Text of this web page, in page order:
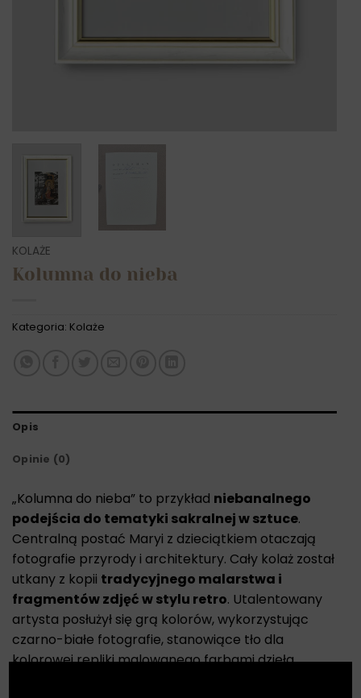
KOLAŻE
Kolumna do nieba
Kategoria: Kolaże
Opis
Opinie (0)
„Kolumna do nieba” to przykład niebanalnego
podejścia do tematyki sakralnej w sztuce.
Centralną postać Maryi z dzieciątkiem otaczają
fotografie przyrody i architektury. Cały kolaż został
utkany z kopii tradycyjnego malarstwa i
fragmentów zdjęć w stylu retro. Utalentowany
artysta posłużył się grą kolorów, wykorzystując
czarno-białe fotografie, stanowiące tło dla
kolorowej repliki malowanego farbami dzieła.